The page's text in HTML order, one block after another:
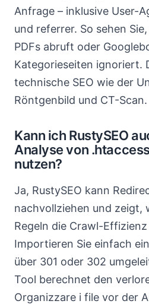
Anfrage – inklusive User-
und referrer. So sehen
PDFs abruft oder
Kategorieseiten ignoriert.
technische SEO wie der
Röntgenbild und CT-Scan.
Kann ich RustySEO
Analyse von
nutzen?
Ja, RustySEO kann
nachvollziehen und zeigt,
Regeln die Crawl-
Importieren Sie einfach
über 301 oder 302
Tool berechnet den
Organizzare i file vor der